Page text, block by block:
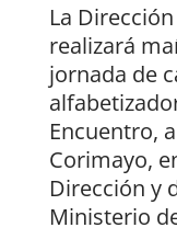
La
realizará
jornada de
Encuentro,
Corimayo,
Dirección y
Ministerio